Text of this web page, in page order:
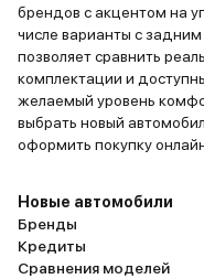
брендов с акцентом на
числе варианты с
позволяет сравнить
комплектации и
желаемый уровень
выбрать новый
оформить покупку
Новые автомобили
Бренды
Кредиты
Сравнения моделей